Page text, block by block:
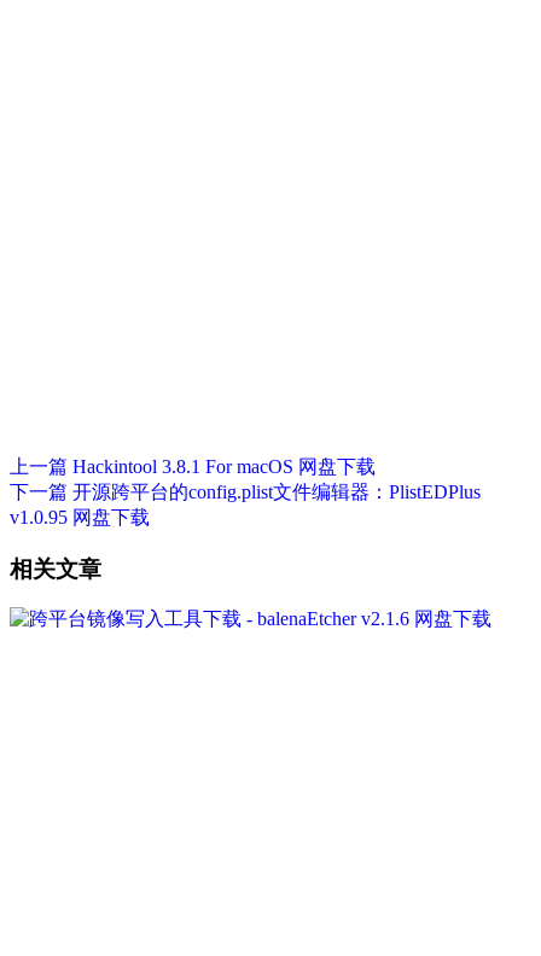
上一篇 Hackintool 3.8.1 For macOS 网盘下载
下一篇 开源跨平台的config.plist文件编辑器：PlistEDPlus
v1.0.95 网盘下载
相关文章